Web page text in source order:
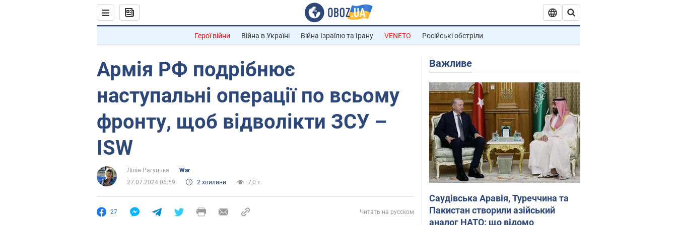
Герої війни Війна в Україні Війна Ізраїлю та Ірану VENETO Російські обстріли
Армія РФ подрібнює
наступальні операції по всьому
фронту, щоб відволікти ЗСУ –
ISW
Лілія Рагуцька
War
27.07.2024 06:59
2 хвилини 7,0 т.
27 Читать на русском
Важливе
Саудівська Аравія, Туреччина та
Пакистан створили азійський
аналог НАТО: що відомо